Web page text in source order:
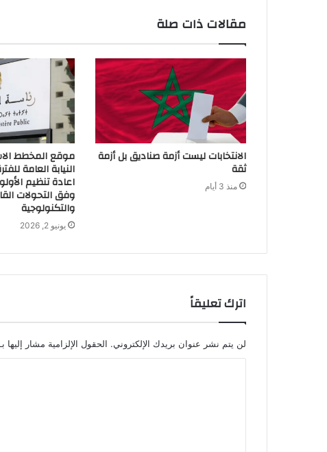
مقالات ذات صلة
الانتخابات ليست أزمة صناديق بل أزمة
ثقة
منذ 3 أيام
موقع المخطط
اعادة تنظيم
وفق التحولات
والتكنولوجية
يونيو 2, 2026
اترك تعليقاً
لن يتم نشر عنوان بريدك الإلكتروني. الحقول الإلزامية مشار إليها